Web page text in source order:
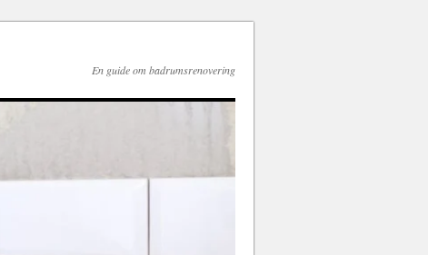
En guide om badrumsrenovering